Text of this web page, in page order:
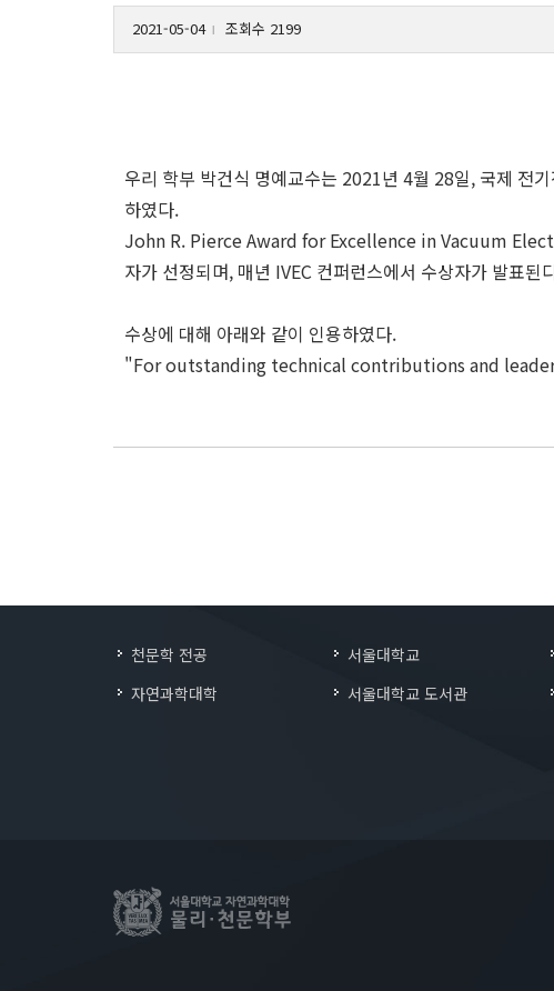
2021-05-04 l 조회수 2199
우리 학부 박건식 명예교수는 2021년 4월 28일, 국제 전
하였다.
John R. Pierce Award for Excellence in Vacuum
자가 선정되며, 매년 IVEC 컨퍼런스에서 수상자가 발표된
수상에 대해 아래와 같이 인용하였다.
"For outstanding technical contributions and
천문학 전공
자연과학대학
서울대학교
서울대학교 도서관